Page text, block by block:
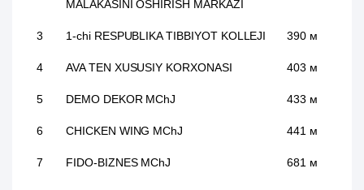
MALAKASINI OSHIRISH MARKAZI
3 1-chi RESPUBLIKA TIBBIYOT KOLLEJI 390 м
4 AVA TEN XUSUSIY KORXONASI 403 м
5 DEMO DEKOR MChJ 433 м
6 CHICKEN WING MChJ 441 м
7 FIDO-BIZNES MChJ 681 м